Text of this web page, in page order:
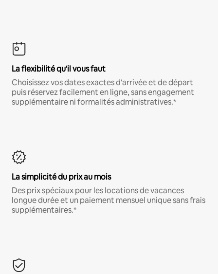
La flexibilité qu'il vous faut
Choisissez vos dates exactes d'arrivée et de départ
puis réservez facilement en ligne, sans engagement
supplémentaire ni formalités administratives.*
La simplicité du prix au mois
Des prix spéciaux pour les locations de vacances
longue durée et un paiement mensuel unique sans frais
supplémentaires.*